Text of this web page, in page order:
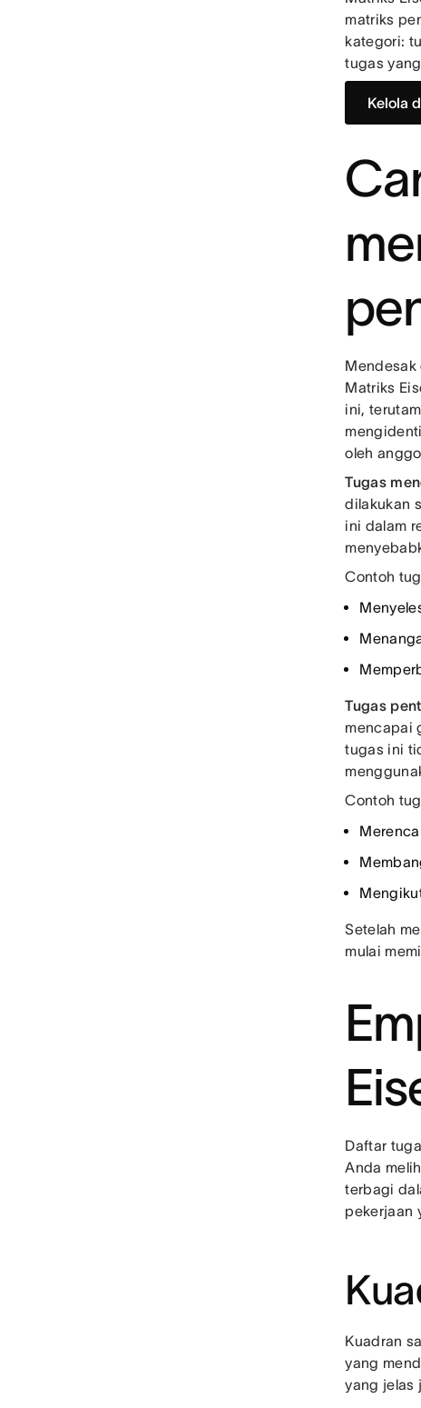
matriks
kategori:
tugas
Kelola
Matriks
ini,
oleh
Tugas
dilakukan
ini dalam
Contoh
Tugas
mencapai
tugas ini
Contoh
Setelah
mulai
Daftar
Anda
terbagi
pekerjaan
Kuadran
yang
yang jelas